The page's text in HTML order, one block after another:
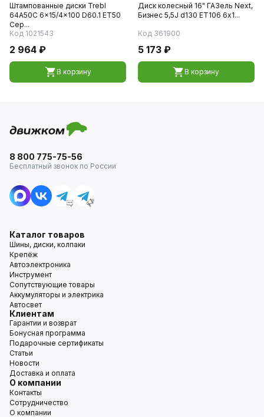
Штампованные диски Trebl
64A50C 6x15/4x100 D60.1 ET50
Сер...
Код 1021543
2 964 ₽
В корзину
Диск колесный 16" ГАЗель Next,
Бизнес 5,5J d130 ET106 6х1...
Код 361900
5 173 ₽
В корзину
8 800 775-75-56
Бесплатный звонок по России
Каталог товаров
Шины, диски, колпаки
Крепёж
Автоэлектроника
Инструмент
Сопутствующие товары
Аккумуляторы и электрика
Автосвет
Клиентам
Гарантии и возврат
Бонусная программа
Подарочные сертификаты
Статьи
Новости
Доставка и оплата
О компании
Контакты
Сотрудничество
О компании